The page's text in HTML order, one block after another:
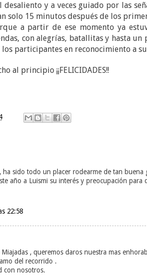
desaliento y a veces guiado por las
solo 15 minutos después de los
a partir de ese momento ya
con alegrías, batallitas y hasta
participantes en reconocimiento a
al principio ¡¡FELICIDADES!!
ha sido todo un placer rodearme de tan buena
año a Luismi su interés y preocupación para
22:58
, queremos daros nuestra mas
del recorrido .
con nosotros.